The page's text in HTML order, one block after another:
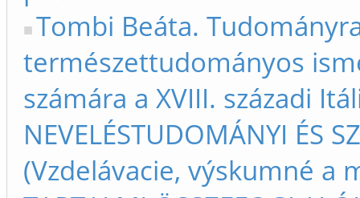
Tombi Beáta.
természettudományos
számára a XVIII. századi
NEVELÉSTUDOMÁNYI ÉS
(Vzdelávacie, výskumné a